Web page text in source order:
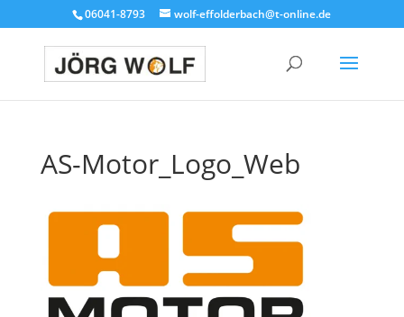
06041-8793 wolf-effolderbach@t-online.de
AS-Motor_Logo_Web